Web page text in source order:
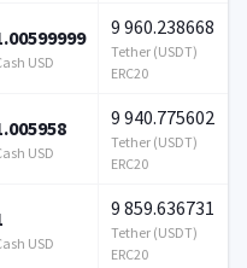
USD
9 960.238668
Tether (USDT)
ERC20
USD
9 940.775602
Tether (USDT)
ERC20
USD
9 859.636731
Tether (USDT)
ERC20